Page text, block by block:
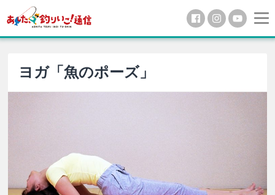
ヨガ「魚のポーズ」